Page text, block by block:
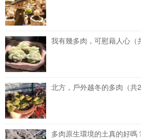
我有幾多肉，可慰藉人心（
北方，戶外越冬的多肉（共
多肉原生環境的土真的好嗎